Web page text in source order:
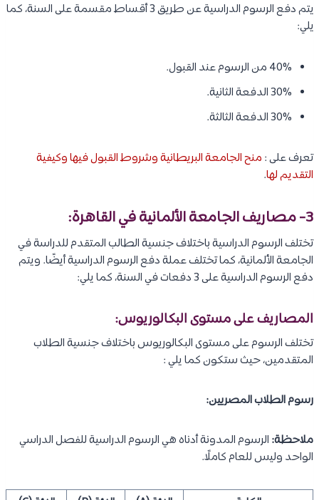
يتم دفع الرسوم الدراسية عن طريق 3 أقساط مقسمة على السنة، كما
يلي:
40% من الرسوم عند القبول.
30% الدفعة الثانية.
30% الدفعة الثالثة.
تعرف على : منح الجامعة البريطانية وشروط القبول فيها وكيفية
التقديم لها.
3- مصاريف الجامعة الألمانية في القاهرة:
تختلف الرسوم الدراسية باختلاف جنسية الطالب المتقدم للدراسة في
الجامعة الألمانية، كما تختلف عملة دفع الرسوم الدراسية أيضًا. ويتم
دفع الرسوم الدراسية على 3 دفعات في السنة، كما يلي:
المصاريف على مستوى البكالوريوس:
تختلف الرسوم على مستوى البكالوريوس باختلاف جنسية الطلاب
المتقدمين، حيث ستكون كما يلي :
رسوم الطلاب المصريين:
ملاحظة: الرسوم المدونة أدناه هي الرسوم الدراسية للفصل الدراسي
الواحد وليس للعام كاملًا.